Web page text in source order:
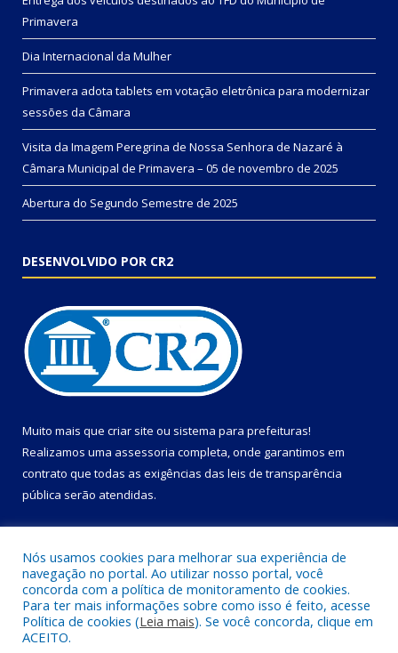
Primavera
Dia Internacional da Mulher
Primavera adota tablets em votação eletrônica para modernizar
sessões da Câmara
Visita da Imagem Peregrina de Nossa Senhora de Nazaré à
Câmara Municipal de Primavera – 05 de novembro de 2025
Abertura do Segundo Semestre de 2025
DESENVOLVIDO POR CR2
Muito mais que criar site ou sistema para prefeituras!
Realizamos uma assessoria completa, onde garantimos em
contrato que todas as exigências das leis de transparência
pública serão atendidas.
Todos os direitos reservados a Câmara Municipal de Primavera.
Nós usamos cookies para melhorar sua experiência de
navegação no portal. Ao utilizar nosso portal, você
concorda com a política de monitoramento de cookies.
Para ter mais informações sobre como isso é feito, acesse
Política de cookies (Leia mais). Se você concorda, clique em
ACEITO.